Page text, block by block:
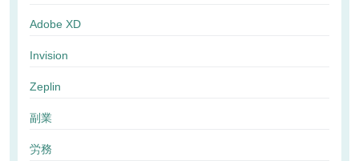
Adobe XD
Invision
Zeplin
副業
労務